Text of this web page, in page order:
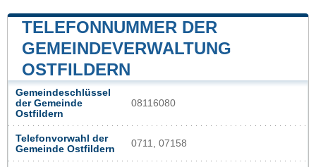
TELEFONNUMMER DER
GEMEINDEVERWALTUNG
OSTFILDERN
Gemeindeschlüssel
der Gemeinde
Ostfildern
08116080
Telefonvorwahl der
Gemeinde Ostfildern
0711, 07158